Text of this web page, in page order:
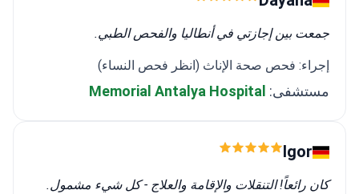
جمعت بين إجازتي في أنطاليا والفحص الطبي.
إجراء: فحص صحة الإناث (انظر فحص النساء)
مستشفى: Memorial Antalya Hospital
Igor
كان رائعاً! التنقلات والإقامة والعلاج - كل شيء مشمول.